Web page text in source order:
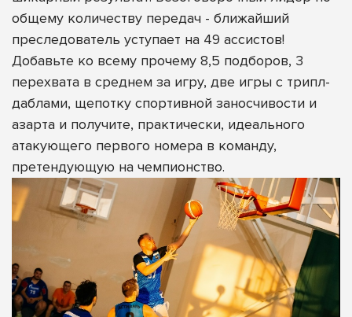
общему количеству передач - ближайший
преследователь уступает на 49 ассистов!
Добавьте ко всему прочему 8,5 подборов, 3
перехвата в среднем за игру, две игры с трипл-
даблами, щепотку спортивной заносчивости и
азарта и получите, практически, идеального
атакующего первого номера в команду,
претендующую на чемпионство.